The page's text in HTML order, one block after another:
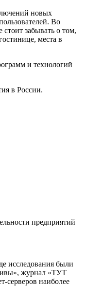
новых
Во
забывать о том,
места в
и технологий
в России.
предприятий
исследования были
журнал «ТУТ
серверов наиболее